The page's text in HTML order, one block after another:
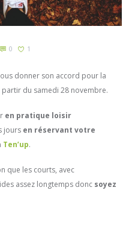
0 1
donner son accord pour la
du samedi 28 novembre.
en pratique loisir
jours en réservant votre
Ten’up.
que les courts, avec
assez longtemps donc soyez